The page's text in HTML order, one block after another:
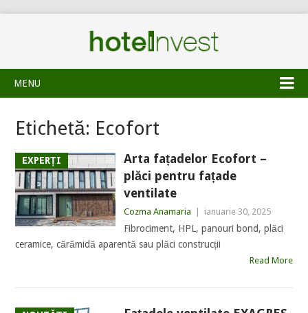
MENU
Etichetă: Ecofort
EXPERȚI
Arta fațadelor Ecofort –
plăci pentru fațade
ventilate
Cozma Anamaria ianuarie 30, 2025
Fibrociment, HPL, panouri bond, plăci
ceramice, cărămidă aparentă sau plăci construcții
Read More